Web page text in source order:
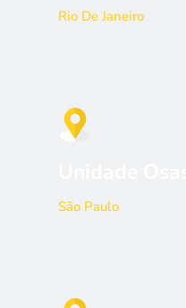
Rio De Janeiro
São Paulo